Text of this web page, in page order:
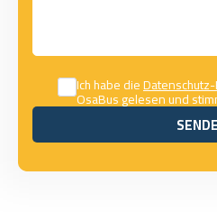
Ich habe die
OsaBus gelesen und